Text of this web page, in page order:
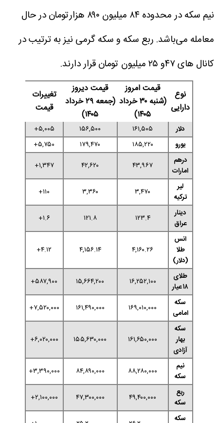
نیم سکه در محدوده ‎‎‎۸۴ میلیون ۸۹۰ هزارتومان در حال
معامله می‌باشد. ربع سکه و سکه گرمی نیز به ترتیب در
کانال های ‎۴۷و ‎۲۵ میلیون تومان قرار دارند.
نوع
دارایی
قیمت امروز
(شنبه ۳۰ خرداد
۱۴۰۵)
قیمت دیروز
(جمعه ۲۹ خرداد
۱۴۰۵)
تغییرات
قیمت
دلار ۱۶۱,۵۰۵ ۱۵۶,۵۰۰
۵,۰۰۵+
یورو
۱۸۵,۲۲۰ ۱۷۹,۴۷۰
۵,۷۵۰+
درهم
امارات
۴۳,۹۶۷ ۴۲,۶۲۰
۱,۳۴۷+
لیر
ترکیه
۳,۴۷۰ ۳,۳۶۰
۱۱۰+
دینار
عراق
۱۲۳.۴ ۱۲۱.۸
۱.۶+
انس
طلا
(دلار)
۴,۱۶۰.۲۶ ۴,۱۵۶.۱۴ ۴.۱۲+
طلای
۱۸ عیار
۱۶,۲۵۲,۱۰۰ ۱۵,۶۶۴,۲۰۰
۵۸۷,۹۰۰+
سکه
امامی
۱۶۹,۰۱۰,۰۰۰ ۱۶۱,۴۹۰,۰۰۰
۷,۵۲۰,۰۰۰+
سکه
بهار
آزادی
۱۶۱,۶۵۰,۰۰۰ ۱۵۵,۶۳۰,۰۰۰ ۶,۰۲۰,۰۰۰+
نیم
سکه
۸۸,۲۸۰,۰۰۰ ۸۴,۸۹۰,۰۰۰
۳,۳۹۰,۰۰۰+
ربع
سکه
۴۹,۴۰۰,۰۰۰ ۴۷,۳۰۰,۰۰۰
۲,۱۰۰,۰۰۰+
سکه